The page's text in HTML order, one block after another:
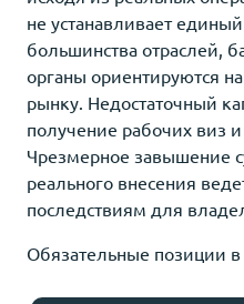
не устанавливает
большинства отраслей,
органы ориентируются
рынку. Недостаточный
получение рабочих виз
Чрезмерное завышение
реального внесения
последствиям для
Обязательные позиции в